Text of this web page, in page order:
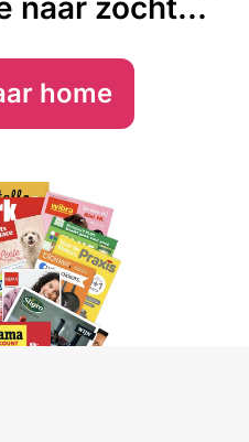
naar zocht...
home